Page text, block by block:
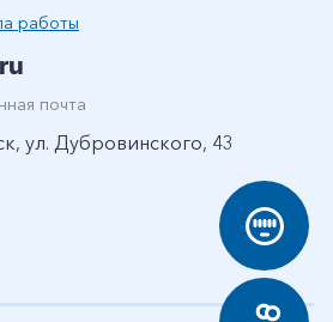
работы
почта
ул. Дубровинского, 43